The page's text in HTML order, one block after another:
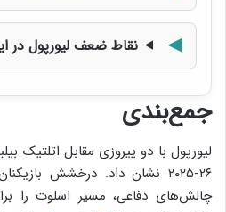
نقاط ضعف لیورپول در
جمع‌بندی
لیورپول با دو پیروزی مقابل اتلتیک
۲۶-۲۰۲۵ نشان داد. درخشش
چالش‌های دفاعی، مسیر اسلوت را